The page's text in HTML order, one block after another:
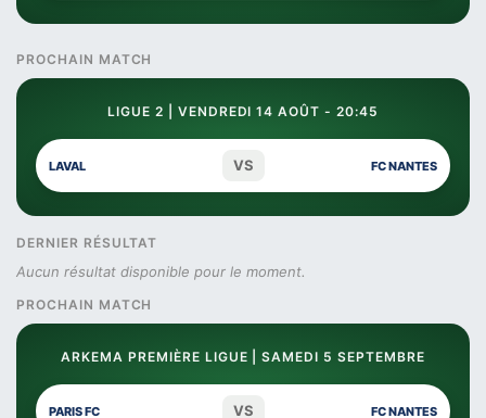
PROCHAIN MATCH
LIGUE 2 | VENDREDI 14 AOÛT - 20:45
LAVAL VS FC NANTES
DERNIER RÉSULTAT
Aucun résultat disponible pour le moment.
PROCHAIN MATCH
ARKEMA PREMIÈRE LIGUE | SAMEDI 5 SEPTEMBRE
PARIS FC VS FC NANTES